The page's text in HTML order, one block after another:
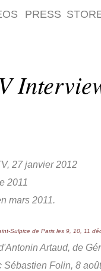
PRESS
27 janvier 2012
2011
mars 2011.
Sulpice de Paris les 9, 10, 11
Artaud, de
Sébastien Folin, 8